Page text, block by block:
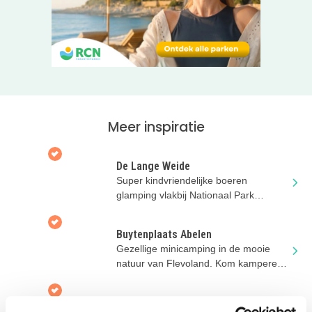
Volg ons op Facebook
om op de hoogte te blijven van
nieuwe accommodaties, leuke aanbiedingen en nieuwtjes!
Meer inspiratie
De Lange Weide
Super kindvriendelijke boeren
glamping vlakbij Nationaal Park
Buytenplaats Abelen
Gezellige minicamping in de mooie
natuur van Flevoland. Kom kamperen